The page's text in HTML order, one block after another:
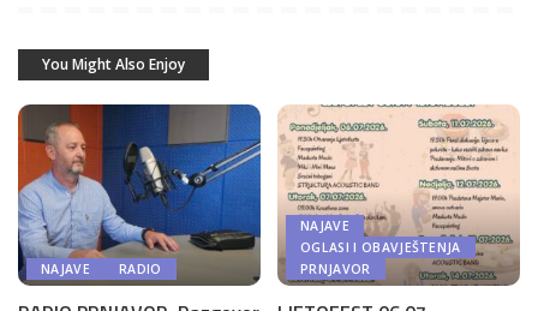
You Might Also Enjoy
NAJAVE RADIO
NAJAVE
OGLASI I OBAVJEŠTENJA
PRNJAVOR